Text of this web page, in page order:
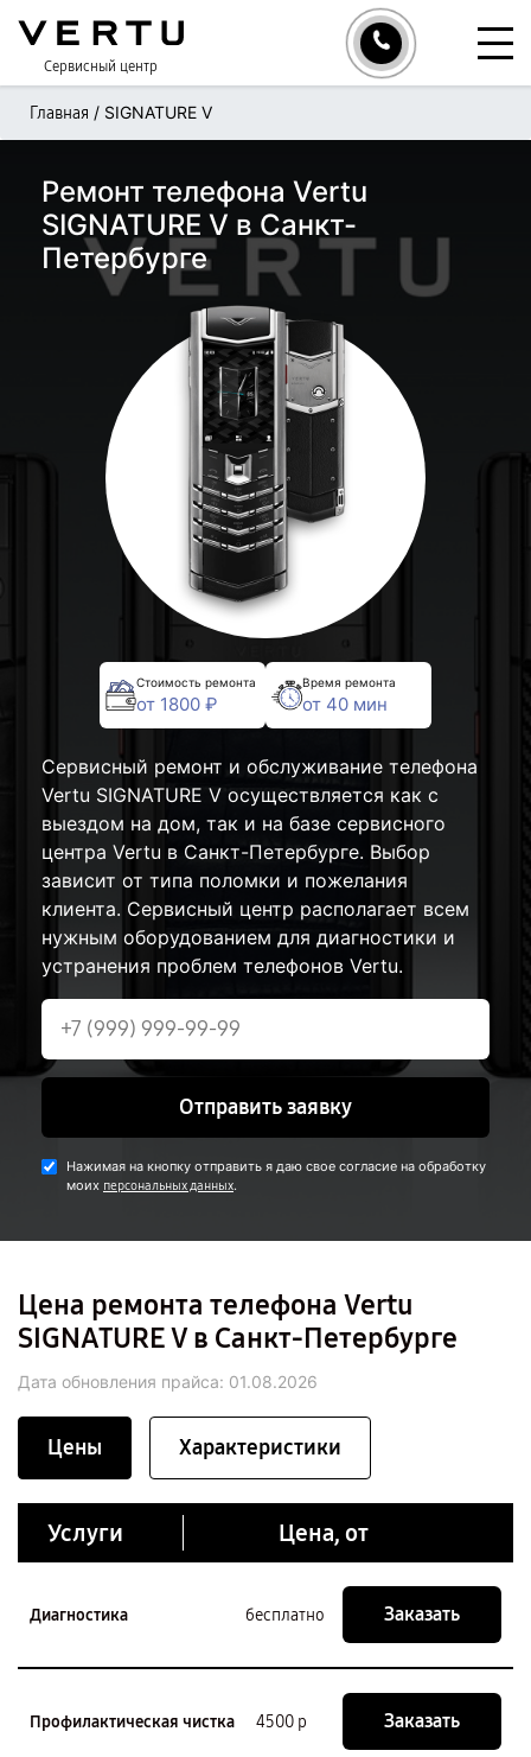
Сервисный центр
Главная / SIGNATURE V
Ремонт телефона Vertu
SIGNATURE V в Санкт-
Петербурге
Стоимость ремонта
от 1800 ₽
Время ремонта
от 40 мин
Сервисный ремонт и обслуживание телефона
Vertu SIGNATURE V осуществляется как с
выездом на дом, так и на базе сервисного
центра Vertu в Санкт-Петербурге. Выбор
зависит от типа поломки и пожелания
клиента. Сервисный центр располагает всем
нужным оборудованием для диагностики и
устранения проблем телефонов Vertu.
Отправить заявку
Нажимая на кнопку отправить я даю свое согласие на обработку
моих персональных данных.
Цена ремонта телефона Vertu
SIGNATURE V в Санкт-Петербурге
Дата обновления прайса: 01.08.2026
Цены Характеристики
Услуги Цена, от
Диагностика бесплатно Заказать
Профилактическая чистка 4500 р Заказать